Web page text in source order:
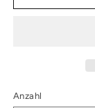
Anzahl